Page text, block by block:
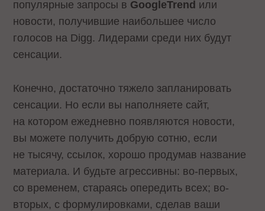
популярные запросы в GoogleTrend или
новости, получившие наибольшее число
голосов на Digg. Лидерами среди них будут
сенсации.
Конечно, достаточно тяжело запланировать
сенсации. Но если вы наполняете сайт,
на котором ежедневно появляются новости,
вы можете получить добрую сотню, если
не тысячу, ссылок, хорошо продумав название
материала. И будьте агрессивны: во-первых,
со временем, стараясь опередить всех; во-
вторых, с формулировками, сделав ваши